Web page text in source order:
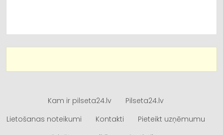
Kam ir pilseta24.lv
Pilseta24.lv
Lietošanas noteikumi
Kontakti
Pieteikt uzņēmumu